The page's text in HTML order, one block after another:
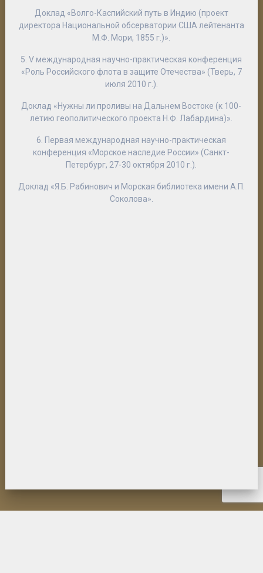
Доклад «Волго-Каспийский путь в Индию (проект
директора Национальной обсерватории США лейтенанта
М.Ф. Мори, 1855 г.)».
5. V международная научно-практическая конференция
«Роль Российского флота в защите Отечества» (Тверь, 7
июля 2010 г.).
Доклад «Нужны ли проливы на Дальнем Востоке (к 100-
летию геополитического проекта Н.Ф. Лабардина)».
6. Первая международная научно-практическая
конференция «Морское наследие России» (Санкт-
Петербург, 27-30 октября 2010 г.).
Доклад «Я.Б. Рабинович и Морская библиотека имени А.П.
Соколова».